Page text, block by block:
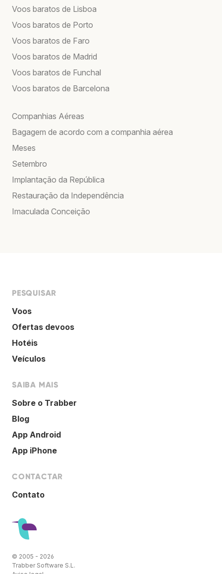
Voos baratos de Lisboa
Voos baratos de Porto
Voos baratos de Faro
Voos baratos de Madrid
Voos baratos de Funchal
Voos baratos de Barcelona
Companhias Aéreas
Bagagem de acordo com a companhia aérea
Meses
Setembro
Implantação da República
Restauração da Independência
Imaculada Conceição
PESQUISAR
Voos
Ofertas devoos
Hotéis
Veículos
SAIBA MAIS
Sobre o Trabber
Blog
App Android
App iPhone
CONTACTAR
Contato
© 2005 - 2026
Trabber Software S.L.